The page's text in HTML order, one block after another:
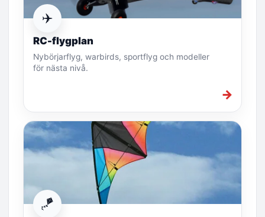
✈️
RC-flygplan
Nybörjarflyg, warbirds, sportflyg och modeller
för nästa nivå.
→
🪁